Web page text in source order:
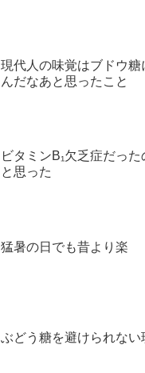
現代人の味覚はブドウ糖
んだなあと思ったこと
ビタミンB₁欠乏症だっ
と思った
猛暑の日でも昔より楽
ぶどう糖を避けられない